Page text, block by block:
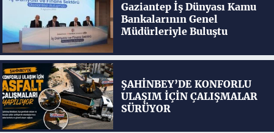
Gaziantep İş Dünyası Kamu
Bankalarının Genel
Müdürleriyle Buluştu
ŞAHİNBEY’DE KONFORLU
ULAŞIM İÇİN ÇALIŞMALAR
SÜRÜYOR